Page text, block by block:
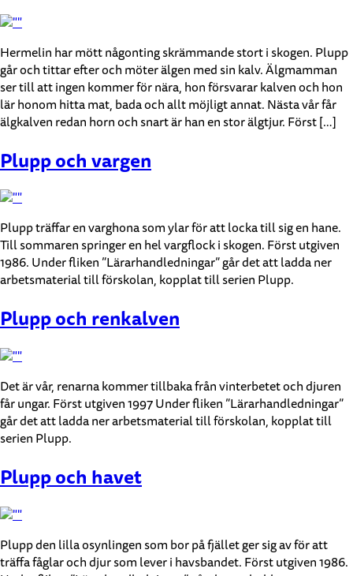
Hermelin har mött någonting skrämmande stort i skogen. Plupp
går och tittar efter och möter älgen med sin kalv. Älgmamman
ser till att ingen kommer för nära, hon försvarar kalven och hon
lär honom hitta mat, bada och allt möjligt annat. Nästa vår får
älgkalven redan horn och snart är han en stor älgtjur. Först […]
Plupp och vargen
Plupp träffar en varghona som ylar för att locka till sig en hane.
Till sommaren springer en hel vargflock i skogen. Först utgiven
1986. Under fliken ”Lärarhandledningar” går det att ladda ner
arbetsmaterial till förskolan, kopplat till serien Plupp.
Plupp och renkalven
Det är vår, renarna kommer tillbaka från vinterbetet och djuren
får ungar. Först utgiven 1997 Under fliken ”Lärarhandledningar”
går det att ladda ner arbetsmaterial till förskolan, kopplat till
serien Plupp.
Plupp och havet
Plupp den lilla osynlingen som bor på fjället ger sig av för att
träffa fåglar och djur som lever i havsbandet. Först utgiven 1986.